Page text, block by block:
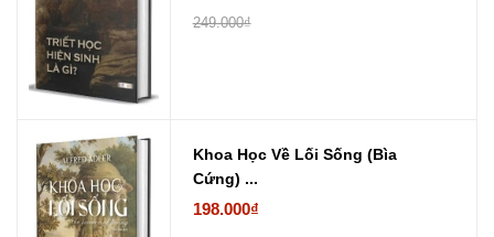
249.000₫
Khoa Học Về Lối Sống (Bìa
Cứng) ...
198.000₫